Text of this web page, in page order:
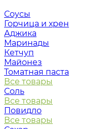
Соусы
Горчица и хрен
Аджика
Маринады
Кетчуп
Майонез
Томатная паста
Все товары
Соль
Все товары
Повидло
Все товары